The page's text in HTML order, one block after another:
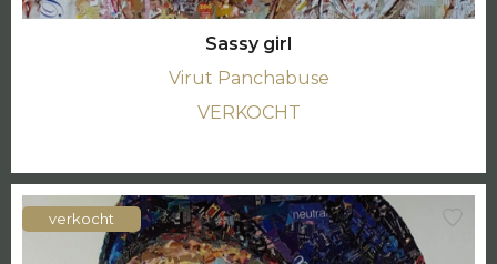
Sassy girl
Virut Panchabuse
VERKOCHT
verkocht